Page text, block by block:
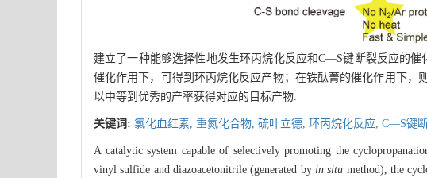
建立了一种能够选择性地发生环丙烷化反应和C—S键断裂反应的
催化作用下，可得到环丙烷化反应产物；在铁酞菁的催化作用下，
以中等到优秀的产率获得对应的目标产物.
关键词: 氯化血红素, 重氮化合物, 硫叶立德, 环丙烷化反应, C—S键
A catalytic system capable of selectively promoting the
vinyl sulfide and diazoacetonitrile (generated byin situ method), the